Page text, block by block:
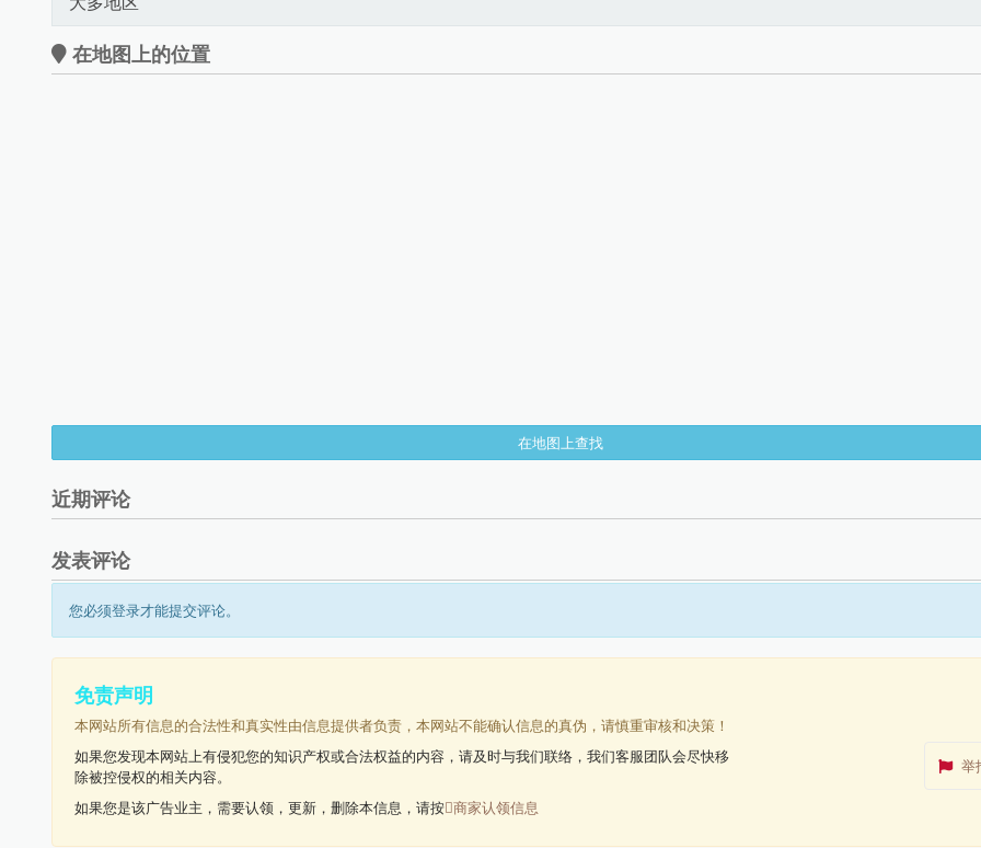
在地图上的位置
在地图上查找
近期评论
发表评论
您必须登录才能提交评论。
免责声明
本网站所有信息的合法性和真实性由信息提供者负责，本网站不能确认信息的真伪，请慎重审核和决策！
如果您发现本网站上有侵犯您的知识产权或合法权益的内容，请及时与我们联络，我们客服团队会尽快移
除被控侵权的相关内容。
举
如果您是该广告业主，需要认领，更新，删除本信息，请按 商家认领信息